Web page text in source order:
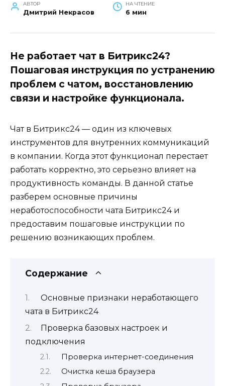
АВТОР
Дмитрий Некрасов
НА ЧТЕНИЕ
6 мин
Не работает чат в Битрикс24?
Пошаговая инструкция по устранению
проблем с чатом, восстановлению
связи и настройке функционала.
Чат в Битрикс24 — один из ключевых
инструментов для внутренних коммуникаций
в компании. Когда этот функционал перестает
работать корректно, это серьезно влияет на
продуктивность команды. В данной статье
разберем основные причины
неработоспособности чата Битрикс24 и
предоставим пошаговые инструкции по
решению возникающих проблем.
Содержание
Основные признаки неработающего
чата в Битрикс24
Проверка базовых настроек и
подключения
Проверка интернет-соединения
Очистка кеша браузера